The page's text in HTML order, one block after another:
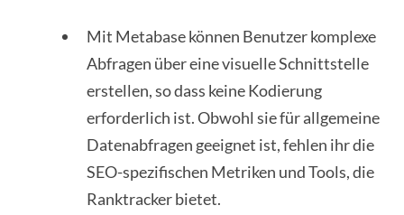
Mit Metabase können Benutzer komplexe
Abfragen über eine visuelle Schnittstelle
erstellen, so dass keine Kodierung
erforderlich ist. Obwohl sie für allgemeine
Datenabfragen geeignet ist, fehlen ihr die
SEO-spezifischen Metriken und Tools, die
Ranktracker bietet.